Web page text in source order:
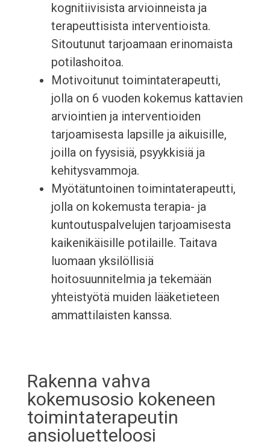
kognitiivisista arvioinneista ja
terapeuttisista interventioista.
Sitoutunut tarjoamaan erinomaista
potilashoitoa.
Motivoitunut toimintaterapeutti,
jolla on 6 vuoden kokemus kattavien
arviointien ja interventioiden
tarjoamisesta lapsille ja aikuisille,
joilla on fyysisiä, psyykkisiä ja
kehitysvammoja.
Myötätuntoinen toimintaterapeutti,
jolla on kokemusta terapia- ja
kuntoutuspalvelujen tarjoamisesta
kaikenikäisille potilaille. Taitava
luomaan yksilöllisiä
hoitosuunnitelmia ja tekemään
yhteistyötä muiden lääketieteen
ammattilaisten kanssa.
Rakenna vahva
kokemusosio kokeneen
toimintaterapeutin
ansioluetteloosi